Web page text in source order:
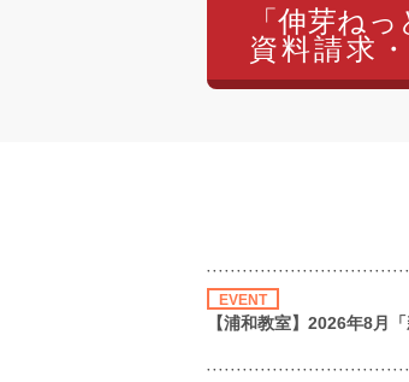
「伸芽ね
資料請求
EVENT
【浦和教室】2026年8月